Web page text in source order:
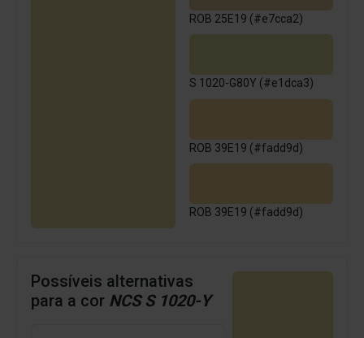
ROB 25E19 (#e7cca2)
S 1020-G80Y (#e1dca3)
ROB 39E19 (#fadd9d)
ROB 39E19 (#fadd9d)
Possíveis alternativas
para a cor NCS S 1020-Y